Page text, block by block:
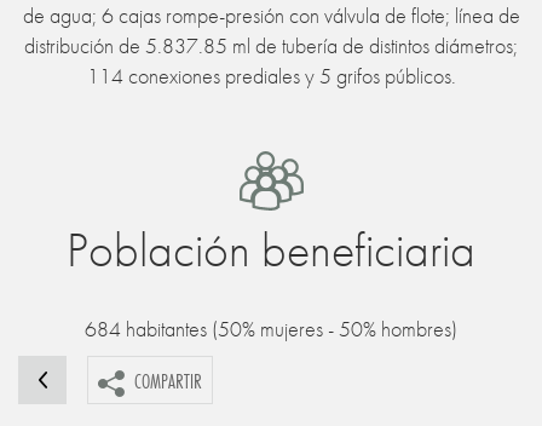
de agua; 6 cajas rompe-presión con válvula de flote; línea de
distribución de 5.837.85 ml de tubería de distintos diámetros;
114 conexiones prediales y 5 grifos públicos.
Población beneficiaria
684 habitantes (50% mujeres - 50% hombres)
COMPARTIR